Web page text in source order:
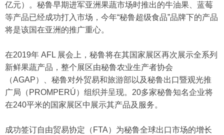
亿元）。秘鲁早期进军亚洲果蔬市场时推出的牛油果、蓝莓
等产品已经成功打入市场，今年“秘鲁超级食品”品牌下的产品
将是该国在亚洲的推广重心。
在2019年 AFL 展会上，秘鲁将在其国家展区再次展示全系列
新鲜果蔬产品，整个展区由秘鲁农业生产者协会
（AGAP）、秘鲁对外贸易和旅游部以及秘鲁出口暨观光推
广局（PROMPERÚ）组织并呈现。20多家秘鲁知名企业将
在240平米的国家展区中展示其产品及服务。
成功签订自由贸易协定（FTA）为秘鲁全球出口市场的增长